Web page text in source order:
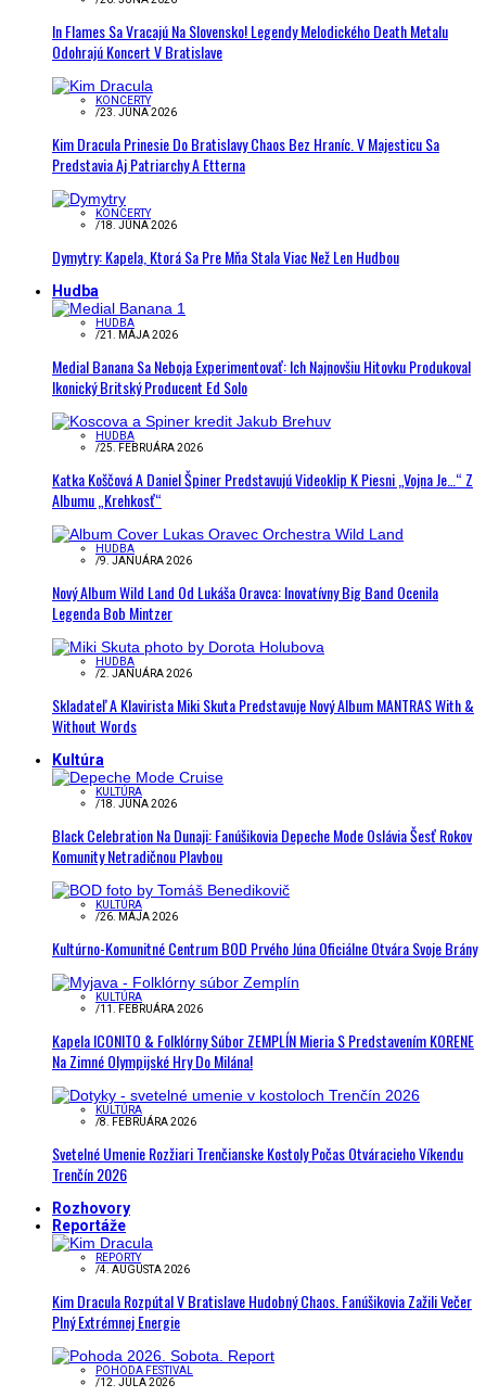
In Flames Sa Vracajú Na Slovensko! Legendy Melodického Death Metalu
Odohrajú Koncert V Bratislave
KONCERTY
/23. JÚNA 2026
Kim Dracula Prinesie Do Bratislavy Chaos Bez Hraníc. V Majesticu Sa
Predstavia Aj Patriarchy A Etterna
KONCERTY
/18. JÚNA 2026
Dymytry: Kapela, Ktorá Sa Pre Mňa Stala Viac Než Len Hudbou
Hudba
HUDBA
/21. MÁJA 2026
Medial Banana Sa Neboja Experimentovať: Ich Najnovšiu Hitovku Produkoval
Ikonický Britský Producent Ed Solo
HUDBA
/25. FEBRUÁRA 2026
Katka Koščová A Daniel Špiner Predstavujú Videoklip K Piesni „Vojna Je…“ Z
Albumu „Krehkosť“
HUDBA
/9. JANUÁRA 2026
Nový Album Wild Land Od Lukáša Oravca: Inovatívny Big Band Ocenila
Legenda Bob Mintzer
HUDBA
/2. JANUÁRA 2026
Skladateľ A Klavirista Miki Skuta Predstavuje Nový Album MANTRAS With &
Without Words
Kultúra
KULTÚRA
/18. JÚNA 2026
Black Celebration Na Dunaji: Fanúšikovia Depeche Mode Oslávia Šesť Rokov
Komunity Netradičnou Plavbou
KULTÚRA
/26. MÁJA 2026
Kultúrno-Komunitné Centrum BOD Prvého Júna Oficiálne Otvára Svoje Brány
KULTÚRA
/11. FEBRUÁRA 2026
Kapela ICONITO & Folklórny Súbor ZEMPLÍN Mieria S Predstavením KORENE
Na Zimné Olympijské Hry Do Milána!
KULTÚRA
/8. FEBRUÁRA 2026
Svetelné Umenie Rozžiari Trenčianske Kostoly Počas Otváracieho Víkendu
Trenčín 2026
Rozhovory
Reportáže
REPORTY
/4. AUGUSTA 2026
Kim Dracula Rozpútal V Bratislave Hudobný Chaos. Fanúšikovia Zažili Večer
Plný Extrémnej Energie
POHODA FESTIVAL
/12. JÚLA 2026